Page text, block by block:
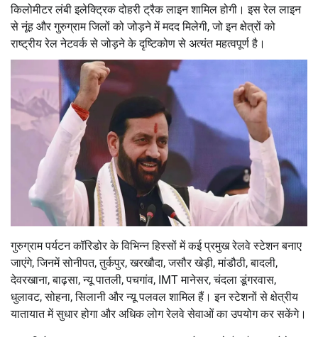
किलोमीटर लंबी इलेक्ट्रिक दोहरी ट्रैक लाइन शामिल होगी। इस रेल लाइन
से नूंह और गुरुग्राम जिलों को जोड़ने में मदद मिलेगी, जो इन क्षेत्रों को
राष्ट्रीय रेल नेटवर्क से जोड़ने के दृष्टिकोण से अत्यंत महत्वपूर्ण है।
गुरुग्राम पर्यटन कॉरिडोर के विभिन्न हिस्सों में कई प्रमुख रेलवे स्टेशन बनाए
जाएंगे, जिनमें सोनीपत, तुर्कपुर, खरखौदा, जसौर खेड़ी, मांडौठी, बादली,
देवरखाना, बाढ़सा, न्यू पातली, पचगांव, IMT मानेसर, चंदला डूंगरवास,
धुलावट, सोहना, सिलानी और न्यू पलवल शामिल हैं। इन स्टेशनों से क्षेत्रीय
यातायात में सुधार होगा और अधिक लोग रेलवे सेवाओं का उपयोग कर सकेंगे।